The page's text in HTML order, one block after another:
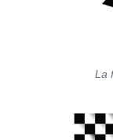
La